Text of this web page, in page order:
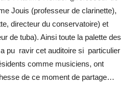
Jouis (professeur de clarinette),
directeur du conservatoire) et
de tuba). Ainsi toute la palette des
pu ravir cet auditoire si particulier
comme musiciens, ont
de ce moment de partage…